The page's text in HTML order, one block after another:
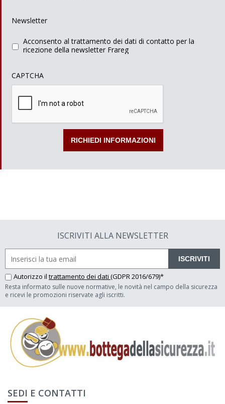
Newsletter
Acconsento al trattamento dei dati di contatto per la
ricezione della newsletter Frareg
CAPTCHA
ISCRIVITI ALLA NEWSLETTER
ISCRIVITI
Autorizzo il trattamento dei dati (GDPR 2016/679)*
Resta informato sulle nuove normative, le novità nel campo della sicurezza
e ricevi le promozioni riservate agli iscritti.
SEDI E CONTATTI